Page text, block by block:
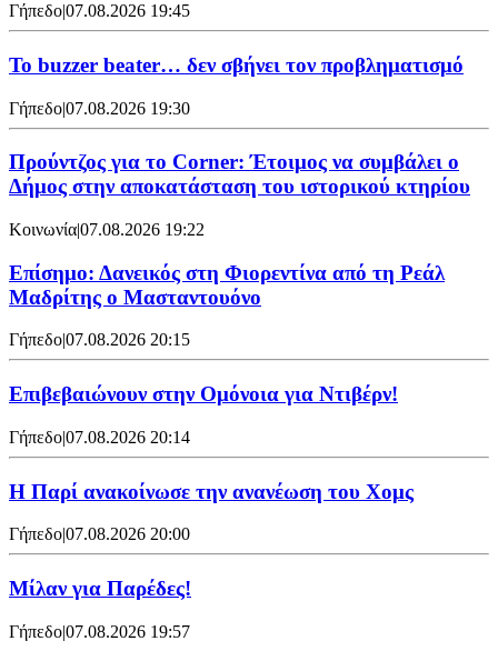
Γήπεδο|07.08.2026 19:45
Το buzzer beater… δεν σβήνει τoν προβληματισμό
Γήπεδο|07.08.2026 19:30
Προύντζος για το Corner: Έτοιμος να συμβάλει ο
Δήμος στην αποκατάσταση του ιστορικού κτηρίου
Κοινωνία|07.08.2026 19:22
Επίσημο: Δανεικός στη Φιορεντίνα από τη Ρεάλ
Μαδρίτης ο Μασταντουόνο
Γήπεδο|07.08.2026 20:15
Επιβεβαιώνουν στην Ομόνοια για Ντιβέρν!
Γήπεδο|07.08.2026 20:14
Η Παρί ανακοίνωσε την ανανέωση του Χομς
Γήπεδο|07.08.2026 20:00
Μίλαν για Παρέδες!
Γήπεδο|07.08.2026 19:57